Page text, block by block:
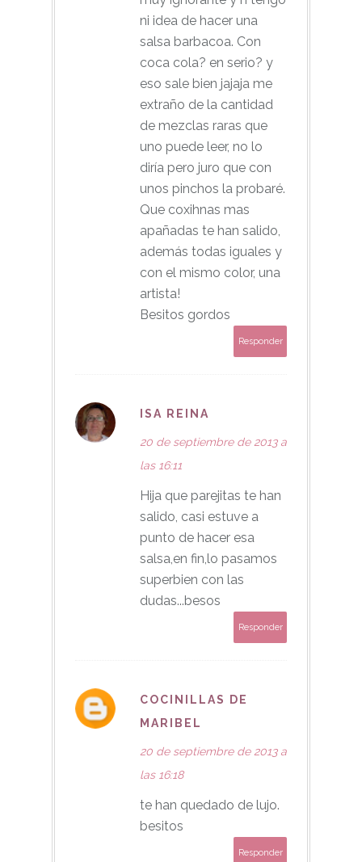
ni idea de hacer una
salsa barbacoa. Con
coca cola? en serio? y
eso sale bien jajaja me
extraño de la cantidad
de mezclas raras que
uno puede leer, no lo
diría pero juro que con
unos pinchos la probaré.
Que coxihnas mas
apañadas te han salido,
además todas iguales y
con el mismo color, una
artista!
Besitos gordos
Responder
ISA REINA
20 de septiembre de 2013 a
las 16:11
Hija que parejitas te han
salido, casi estuve a
punto de hacer esa
salsa,en fin,lo pasamos
superbien con las
dudas...besos
Responder
COCINILLAS DE
MARIBEL
20 de septiembre de 2013 a
las 16:18
te han quedado de lujo.
besitos
Responder